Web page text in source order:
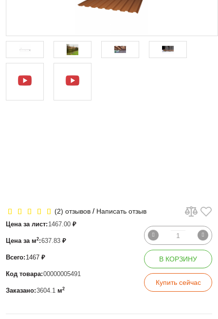
(2) отзывов / Написать отзыв
Цена за лист: 1467.00 ₽
Цена за м2:637.83 ₽
Всего: 1467 ₽
Код товара:00000005491
Заказано:3604.1 м2
В КОРЗИНУ
Купить сейчас